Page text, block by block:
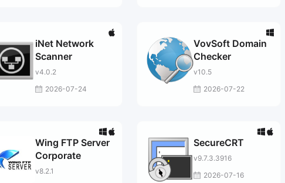
iNet Network
Scanner
v4.0.2
2026-07-24
VovSoft Domain
Checker
v10.5
2026-07-22
Wing FTP Server
Corporate
v8.2.1
SecureCRT
v9.7.3.3916
2026-07-16